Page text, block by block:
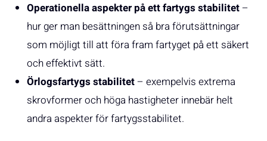
Operationella aspekter på ett fartygs stabilitet–
hur ger man besättningen så bra förutsättningar
som möjligt till att föra fram fartyget på ett säkert
och effektivt sätt.
Örlogsfartygs stabilitet– exempelvis extrema
skrovformer och höga hastigheter innebär helt
andra aspekter för fartygsstabilitet.